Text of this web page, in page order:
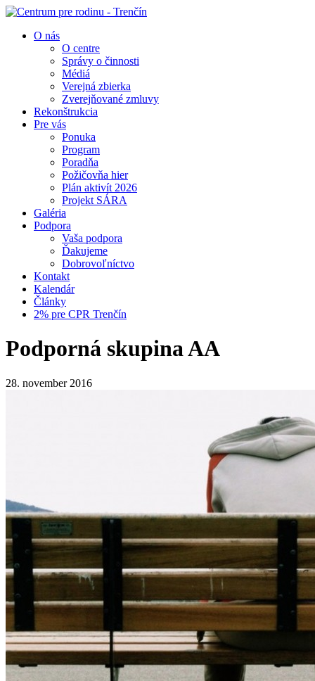
O nás
O centre
Správy o činnosti
Médiá
Verejná zbierka
Zverejňované zmluvy
Rekonštrukcia
Pre vás
Ponuka
Program
Poradňa
Požičovňa hier
Plán aktivít 2026
Projekt SÁRA
Galéria
Podpora
Vaša podpora
Ďakujeme
Dobrovoľníctvo
Kontakt
Kalendár
Články
2% pre CPR Trenčín
Podporná skupina AA
28. november 2016